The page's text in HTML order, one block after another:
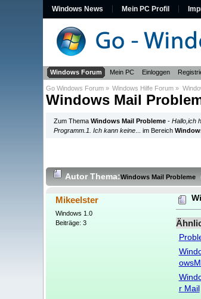
Windows News Mein PC Profil
Windows Forum Mein PC Einloggen
Go Windows Forum » Windows Hilfe Forum »
Windows Mail
Zum ThemaWindows Mail Probleme -Hallo,ich
Programm.1. Ich kann keine ... im Bereich
AutorThema:Windows Mail Probleme
Mikeelster
Windows 1.0
Beiträge: 3
r Mail